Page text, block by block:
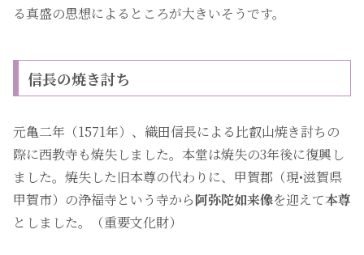
る真盛の思想によるところが大きいそうです。
信長の焼き討ち
元亀二年（1571年）、織田信長による比叡山焼き討ちの
際に西教寺も焼失しました。本堂は焼失の3年後に復興し
ました。焼失した旧本尊の代わりに、甲賀郡（現•滋賀県
甲賀市）の浄福寺という寺から阿弥陀如来像を迎えて本尊
としました。（重要文化財）